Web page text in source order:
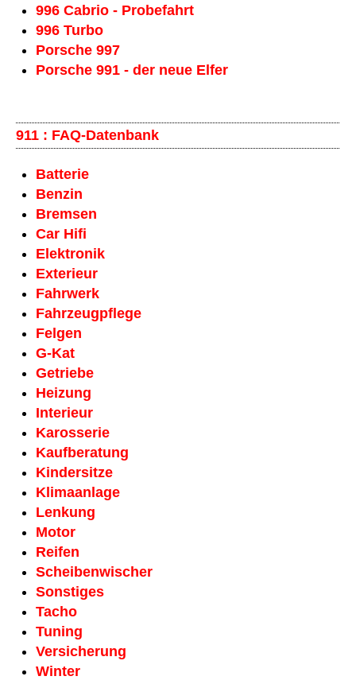
996 Cabrio - Probefahrt
996 Turbo
Porsche 997
Porsche 991 - der neue Elfer
911 : FAQ-Datenbank
Batterie
Benzin
Bremsen
Car Hifi
Elektronik
Exterieur
Fahrwerk
Fahrzeug­pflege
Felgen
G-Kat
Getriebe
Heizung
Interieur
Karosserie
Kaufberatung
Kindersitze
Klimaanlage
Lenkung
Motor
Reifen
Scheiben­wischer
Sonstiges
Tacho
Tuning
Versicherung
Winter